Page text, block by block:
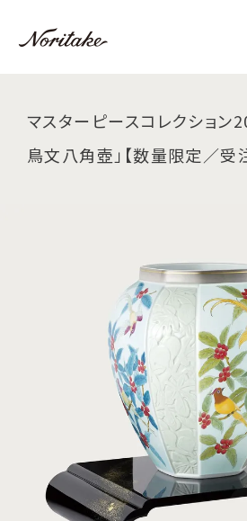
マスターピースコレクション
鳥文八角壺」【数量限定／受